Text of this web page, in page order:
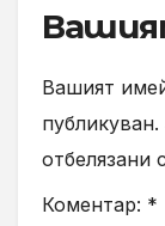
Вашият
публикуван.
отбелязани с
Коментар: *